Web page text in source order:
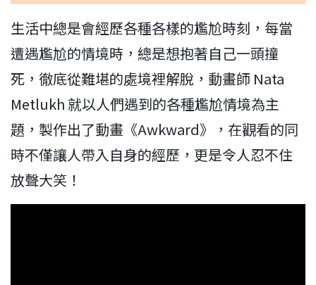
生活中總是會經歷各種各樣的尷尬時刻，每當
遭遇尷尬的情境時，總是想抱著自己一頭撞
死，徹底從難堪的處境裡解脫，動畫師 Nata
Metlukh 就以人們遇到的各種尷尬情境為主
題，製作出了動畫《Awkward》，在觀看的同
時不僅讓人帶入自身的經歷，更是令人忍不住
放聲大笑！